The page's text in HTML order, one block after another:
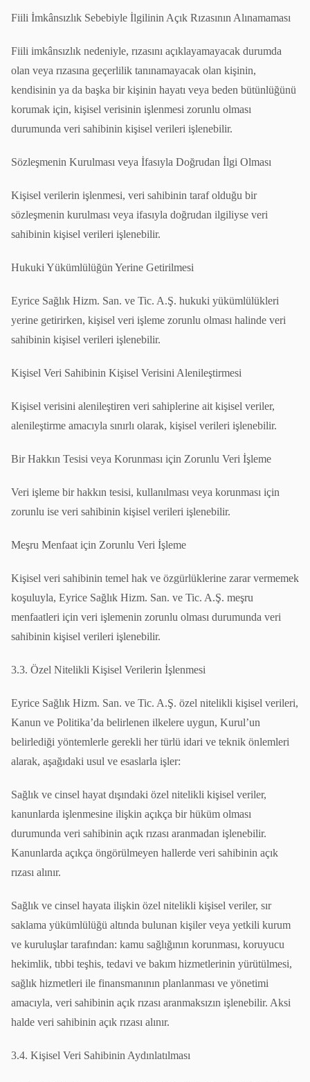
Fiili İmkânsızlık Sebebiyle İlgilinin Açık Rızasının Alınamaması
Fiili imkânsızlık nedeniyle, rızasını açıklayamayacak durumda
olan veya rızasına geçerlilik tanınamayacak olan kişinin,
kendisinin ya da başka bir kişinin hayatı veya beden bütünlüğünü
korumak için, kişisel verisinin işlenmesi zorunlu olması
durumunda veri sahibinin kişisel verileri işlenebilir.
Sözleşmenin Kurulması veya İfasıyla Doğrudan İlgi Olması
Kişisel verilerin işlenmesi, veri sahibinin taraf olduğu bir
sözleşmenin kurulması veya ifasıyla doğrudan ilgiliyse veri
sahibinin kişisel verileri işlenebilir.
Hukuki Yükümlülüğün Yerine Getirilmesi
Eyrice Sağlık Hizm. San. ve Tic. A.Ş. hukuki yükümlülükleri
yerine getirirken, kişisel veri işleme zorunlu olması halinde veri
sahibinin kişisel verileri işlenebilir.
Kişisel Veri Sahibinin Kişisel Verisini Alenileştirmesi
Kişisel verisini alenileştiren veri sahiplerine ait kişisel veriler,
alenileştirme amacıyla sınırlı olarak, kişisel verileri işlenebilir.
Bir Hakkın Tesisi veya Korunması için Zorunlu Veri İşleme
Veri işleme bir hakkın tesisi, kullanılması veya korunması için
zorunlu ise veri sahibinin kişisel verileri işlenebilir.
Meşru Menfaat için Zorunlu Veri İşleme
Kişisel veri sahibinin temel hak ve özgürlüklerine zarar vermemek
koşuluyla, Eyrice Sağlık Hizm. San. ve Tic. A.Ş. meşru
menfaatleri için veri işlemenin zorunlu olması durumunda veri
sahibinin kişisel verileri işlenebilir.
3.3. Özel Nitelikli Kişisel Verilerin İşlenmesi
Eyrice Sağlık Hizm. San. ve Tic. A.Ş. özel nitelikli kişisel verileri,
Kanun ve Politika’da belirlenen ilkelere uygun, Kurul’un
belirlediği yöntemlerle gerekli her türlü idari ve teknik önlemleri
alarak, aşağıdaki usul ve esaslarla işler:
Sağlık ve cinsel hayat dışındaki özel nitelikli kişisel veriler,
kanunlarda işlenmesine ilişkin açıkça bir hüküm olması
durumunda veri sahibinin açık rızası aranmadan işlenebilir.
Kanunlarda açıkça öngörülmeyen hallerde veri sahibinin açık
rızası alınır.
Sağlık ve cinsel hayata ilişkin özel nitelikli kişisel veriler, sır
saklama yükümlülüğü altında bulunan kişiler veya yetkili kurum
ve kuruluşlar tarafından: kamu sağlığının korunması, koruyucu
hekimlik, tıbbi teşhis, tedavi ve bakım hizmetlerinin yürütülmesi,
sağlık hizmetleri ile finansmanının planlanması ve yönetimi
amacıyla, veri sahibinin açık rızası aranmaksızın işlenebilir. Aksi
halde veri sahibinin açık rızası alınır.
3.4. Kişisel Veri Sahibinin Aydınlatılması